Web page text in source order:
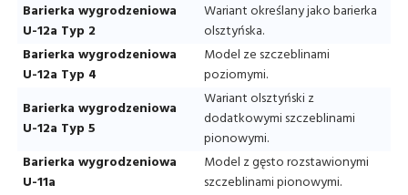
Barierka wygrodzeniowa
U-12a Typ 2
Wariant określany jako barierka
olsztyńska.
Barierka wygrodzeniowa
U-12a Typ 4
Model ze szczeblinami
poziomymi.
Barierka wygrodzeniowa
U-12a Typ 5
Wariant olsztyński z
dodatkowymi szczeblinami
pionowymi.
Barierka wygrodzeniowa
U-11a
Model z gęsto rozstawionymi
szczeblinami pionowymi.